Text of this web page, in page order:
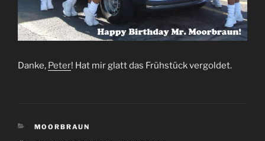
Danke, Peter! Hat mir glatt das Frühstück vergoldet.
KATEGORIEN
MOORBRAUN